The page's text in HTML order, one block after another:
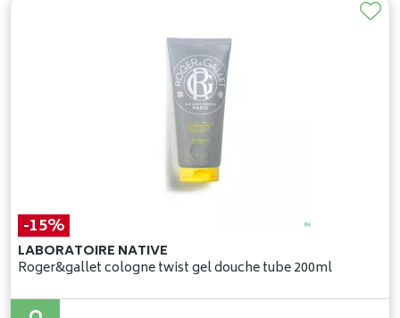
-15%
LABORATOIRE NATIVE
Roger&gallet cologne twist gel douche tube 200ml